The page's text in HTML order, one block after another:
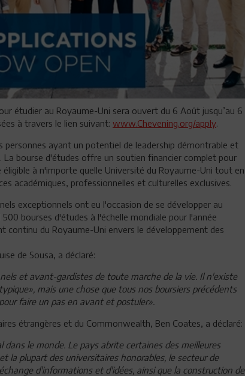
étudier au Royaume-Uni sera ouvert du 6 Août jusqu’au 6
à travers le lien suivant: www.Chevening.org/apply.
personnes ayant un potentiel de leadership démontrable et
La bourse d'études offre un soutien financier complet pour
à n'importe quelle Université du Royaume-Uni tout en
académiques, professionnelles et culturelles exclusives.
exceptionnels ont eu l'occasion de se développer au
bourses d'études à l'échelle mondiale pour l'année
continu du Royaume-Uni envers le développement des
de Sousa, a déclaré:
et avant-gardistes de toute marche de la vie. Il n'existe
mais une chose que tous nos boursiers précédents
faire un pas en avant et postuler».
étrangères et du Commonwealth, Ben Coates, a déclaré:
le monde. Le pays abrite certaines des meilleures
la plupart des universitaires honorables, le secteur de
d'informations et d'idées, ainsi que la construction de